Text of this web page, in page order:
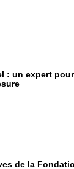
: un expert
de la